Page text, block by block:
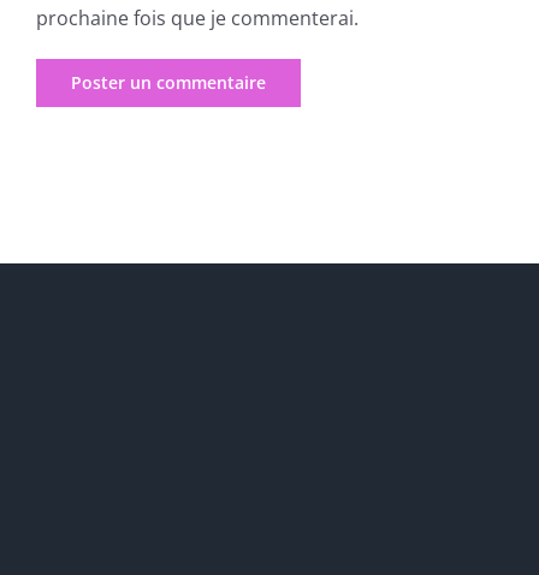
prochaine fois que je commenterai.